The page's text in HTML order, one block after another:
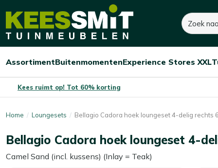
Kees
Tuinmeubelen
Zoeken
Open/sluit
Assortiment
Open/sluit
Buitenmomenten
Open/sluit
Experience Stores XXL
Kees ruimt op! Tot 60% korting
Home Loungesets Bellagio Cadora hoek loungeset 4-delig rechts
Bellagio Cadora hoek loungeset 4-
Camel Sand (incl. kussens) (Inlay = Teak)
1.360,- 3.400,-
Je bespaart:2.040,- (-60%)
Dit product is niet